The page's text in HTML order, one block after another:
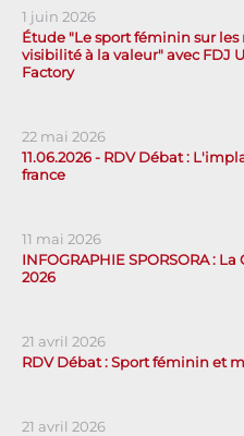
1 juin 2026
Étude "Le sport féminin sur les
visibilité à la valeur" avec FDJ
Factory
22 mai 2026
11.06.2026 - RDV Débat :
france
11 mai 2026
INFOGRAPHIE SPORSORA :
2026
21 avril 2026
RDV Débat : Sport féminin et
21 avril 2026